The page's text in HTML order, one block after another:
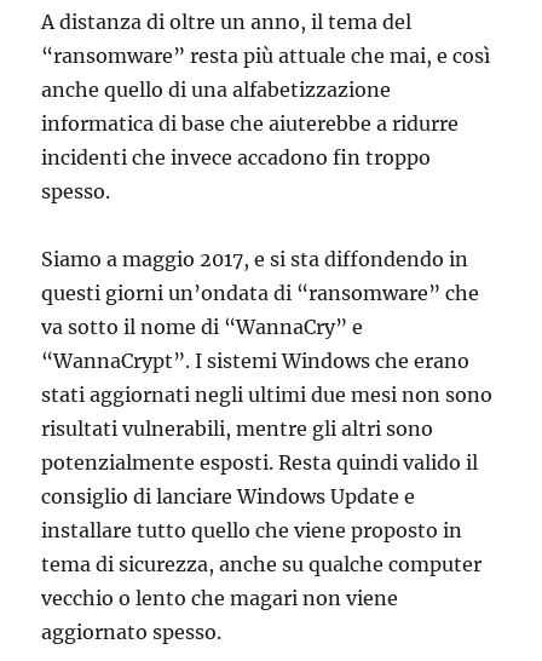
A distanza di oltre un anno, il tema del
“ransomware” resta più attuale che mai, e così
anche quello di una alfabetizzazione
informatica di base che aiuterebbe a ridurre
incidenti che invece accadono fin troppo
spesso.
Siamo a maggio 2017, e si sta diffondendo in
questi giorni un’ondata di “ransomware” che
va sotto il nome di “WannaCry” e
“WannaCrypt”. I sistemi Windows che erano
stati aggiornati negli ultimi due mesi non sono
risultati vulnerabili, mentre gli altri sono
potenzialmente esposti. Resta quindi valido il
consiglio di lanciare Windows Update e
installare tutto quello che viene proposto in
tema di sicurezza, anche su qualche computer
vecchio o lento che magari non viene
aggiornato spesso.